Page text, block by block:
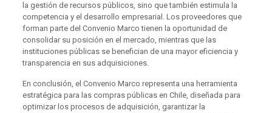
la gestión de recursos públicos, sino que también estimula la
competencia y el desarrollo empresarial. Los proveedores que
forman parte del Convenio Marco tienen la oportunidad de
consolidar su posición en el mercado, mientras que las
instituciones públicas se benefician de una mayor eficiencia y
transparencia en sus adquisiciones.
En conclusión, el Convenio Marco representa una herramienta
estratégica para las compras públicas en Chile, diseñada para
optimizar los procesos de adquisición, garantizar la